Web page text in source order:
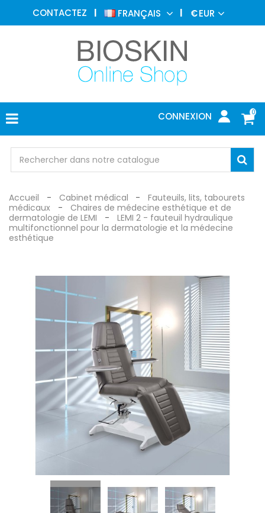
CONTACTEZ FRANÇAIS €EUR
0
CONNEXION
MÉDECINE
ESTHÉTIQUE
DERMATOLOGIE
PHOTOTHÉRAPIE
MÉDICAL
MÉDICAL
PROTECTION
Accueil Cabinet médical
Fauteuils, lits, tabourets
médicaux
Chaires de médecine esthétique et de
dermatologie de LEMI
LEMI 2 - fauteuil hydraulique
multifonctionnel pour la dermatologie et la médecine
esthétique